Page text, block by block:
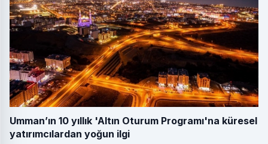
Umman’ın 10 yıllık 'Altın Oturum Programı'na küresel
yatırımcılardan yoğun ilgi